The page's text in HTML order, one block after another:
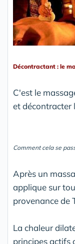
Décontractant : le
C'est le
et décontracter
Comment cela se
Après un
applique sur
provenance de
La chaleur
principes actifs